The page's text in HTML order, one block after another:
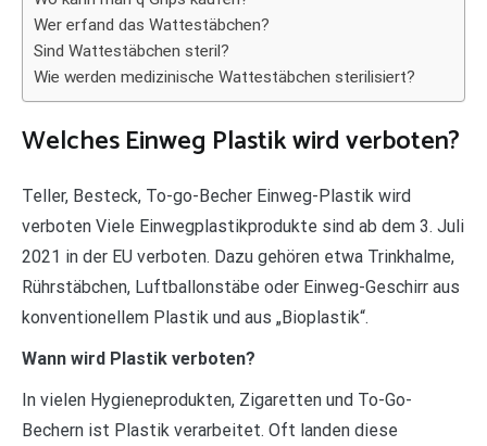
Wer erfand das Wattestäbchen?
Sind Wattestäbchen steril?
Wie werden medizinische Wattestäbchen sterilisiert?
Welches Einweg Plastik wird verboten?
Teller, Besteck, To-go-Becher Einweg-Plastik wird
verboten Viele Einwegplastikprodukte sind ab dem 3. Juli
2021 in der EU verboten. Dazu gehören etwa Trinkhalme,
Rührstäbchen, Luftballonstäbe oder Einweg-Geschirr aus
konventionellem Plastik und aus „Bioplastik“.
Wann wird Plastik verboten?
In vielen Hygieneprodukten, Zigaretten und To-Go-
Bechern ist Plastik verarbeitet. Oft landen diese